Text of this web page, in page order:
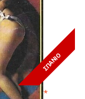
ΣΠΑΝΙΟ
1692***